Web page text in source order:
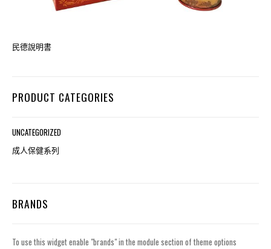
民德說明書
PRODUCT CATEGORIES
UNCATEGORIZED
成人保健系列
BRANDS
To use this widget enable "brands" in the module section of theme options